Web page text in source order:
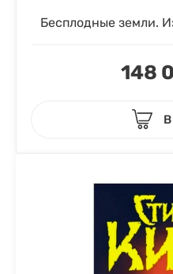
Бесплодные земли.
148